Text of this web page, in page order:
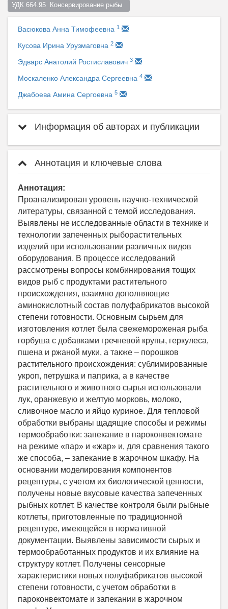
УДК 664.95  Консервирование рыбы
Васюкова Анна Тимофеевна 1
Кусова Ирина Урузмаговна 2
Эдварс Анатолий Ростиславович 3
Москаленко Александра Сергеевна 4
Джабоева Амина Сергоевна 5
Информация об авторах и публикации
Аннотация и ключевые слова
Аннотация:
Проанализирован уровень научно-технической
литературы, связанной с темой исследования.
Выявлены не исследованные области в технике и
технологии запеченных рыборастительных
изделий при использовании различных видов
оборудования. В процессе исследований
рассмотрены вопросы комбинирования тощих
видов рыб с продуктами растительного
происхождения, взаимно дополняющие
аминокислотный состав полуфабрикатов высокой
степени готовности. Основным сырьем для
изготовления котлет была свежемороженая рыба
горбуша с добавками гречневой крупы, геркулеса,
пшена и ржаной муки, а также – порошков
растительного происхождения: сублимированные
укроп, петрушка и паприка, а в качестве
растительного и животного сырья использовали
лук, оранжевую и желтую морковь, молоко,
сливочное масло и яйцо куриное. Для тепловой
обработки выбраны щадящие способы и режимы
термообработки: запекание в пароконвектомате
на режиме «пар» и «жар» и, для сравнения такого
же способа, – запекание в жарочном шкафу. На
основании моделирования компонентов
рецептуры, с учетом их биологической ценности,
получены новые вкусовые качества запеченных
рыбных котлет. В качестве контроля были рыбные
котлеты, приготовленные по традиционной
рецептуре, имеющейся в нормативной
документации. Выявлены зависимости сырых и
термообработанных продуктов и их влияние на
структуру котлет. Получены сенсорные
характеристики новых полуфабрикатов высокой
степени готовности, с учетом обработки в
пароконвектомате и запекании в жарочном